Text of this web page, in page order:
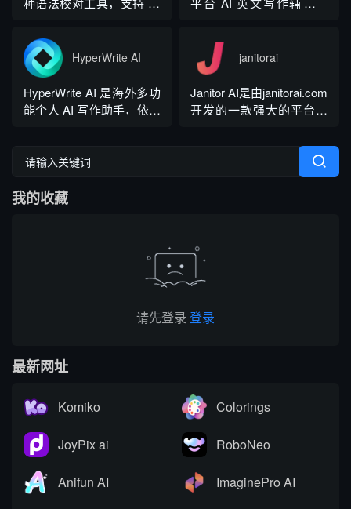
盖英、西、德、法等主流
语种，区分六大英语地域
版本。工具除基础拼写语
法纠错外，还可校验标
点、大小写、语句冗余问
搭载 GrammarlyGO 智能
写作助手，集实时校对、
AI 生成、抄袭检测、引文
排版、团队文风统一功能
HyperWrite AI
HyperWrite AI 是海外多功
能个人 AI 写作助手，依托
写作功能，支持原生网页
插件，可在任意网页实时
janitorai
Janitor AI是由janitorai.com
开发的一款强大的平台，
性的NSFW虚构聊天机器
人角色。该平台由大型语
言模型驱动，包括OpenAI
我的收藏
请先登录 登录
最新网址
Komiko Colorings
JoyPix ai RoboNeo
Anifun AI ImaginePro AI